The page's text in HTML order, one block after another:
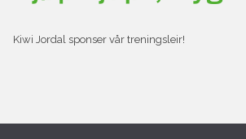
Kiwi Jordal sponser vår treningsleir!